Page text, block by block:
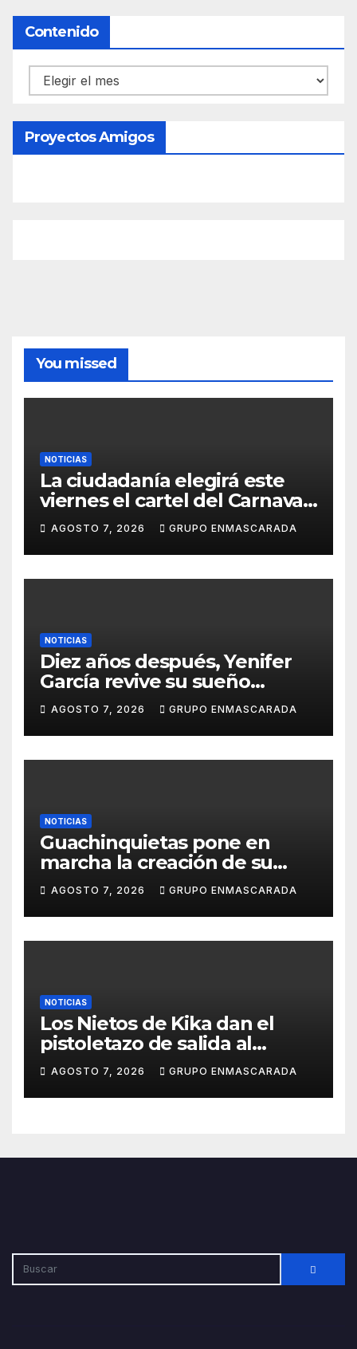
Contenido
Contenido
Proyectos Amigos
You missed
NOTICIAS
La ciudadanía elegirá este
viernes el cartel del Carnaval
de Las Palmas de Gran
Canaria 2027 en una gala
retransmitida por Televisión
Canaria
AGOSTO 7, 2026 GRUPO ENMASCARADA
NOTICIAS
Diez años después, Yenifer
García revive su sueño
carnavalero en el vídeo de
presentación de San Juan de
la Rambla para el Grand Prix
AGOSTO 7, 2026 GRUPO ENMASCARADA
NOTICIAS
Guachinquietas pone en
marcha la creación de su
repertorio para el Carnaval
2027
AGOSTO 7, 2026 GRUPO ENMASCARADA
NOTICIAS
Los Nietos de Kika dan el
pistoletazo de salida al
Carnaval 2027 con el inicio de
sus ensayos
AGOSTO 7, 2026 GRUPO ENMASCARADA